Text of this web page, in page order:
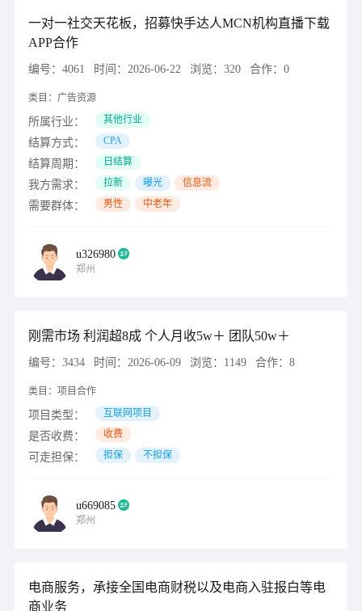
一对一社交天花板，招募快手达人MCN机构直播下载
APP合作
编号： 4061 时间： 2026-06-22 浏览： 320 合作： 0
类目： 广告资源
所属行业： 其他行业
结算方式： CPA
结算周期： 日结算
我方需求： 拉新 曝光 信息流
需要群体： 男性 中老年
u326980
郑州
刚需市场 利润超8成 个人月收5w＋ 团队50w＋
编号： 3434 时间： 2026-06-09 浏览： 1149 合作： 8
类目： 项目合作
项目类型： 互联网项目
是否收费： 收费
可走担保： 担保 不担保
u669085
郑州
电商服务，承接全国电商财税以及电商入驻报白等电
商业务